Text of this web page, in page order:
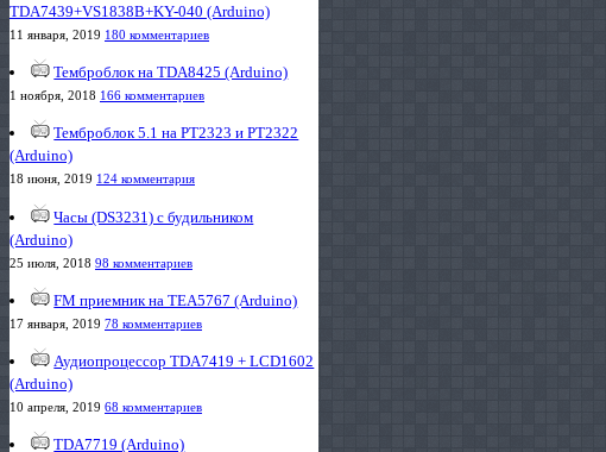
TDA7439+VS1838B+KY-040 (Arduino)
11 января, 2019 180 комментариев
Темброблок на TDA8425 (Arduino)
1 ноября, 2018 166 комментариев
Темброблок 5.1 на PT2323 и PT2322
(Arduino)
18 июня, 2019 124 комментария
Часы (DS3231) с будильником
(Arduino)
25 июля, 2018 98 комментариев
FM приемник на TEA5767 (Arduino)
17 января, 2019 78 комментариев
Аудиопроцессор TDA7419 + LCD1602
(Arduino)
10 апреля, 2019 68 комментариев
TDA7719 (Arduino)